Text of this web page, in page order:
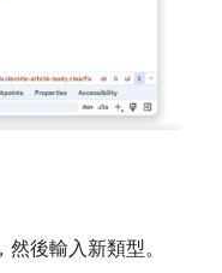
後輸入新類型。